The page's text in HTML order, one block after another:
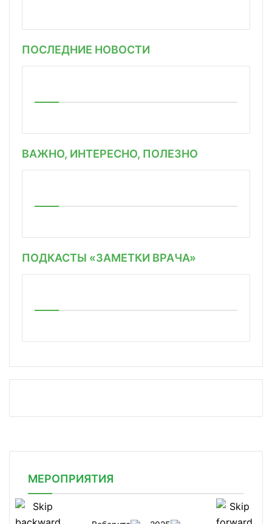
ПОСЛЕДНИЕ НОВОСТИ
ВАЖНО, ИНТЕРЕСНО, ПОЛЕЗНО
ПОДКАСТЫ «ЗАМЕТКИ ВРАЧА»
МЕРОПРИЯТИЯ